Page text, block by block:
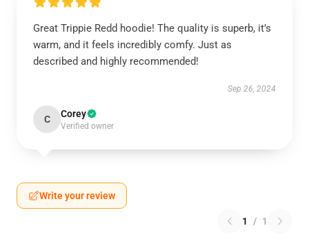
Great Trippie Redd hoodie! The quality is superb, it’s
warm, and it feels incredibly comfy. Just as
described and highly recommended!
Sep 26, 2024
C Corey
Verified owner
Write your review
1 / 1